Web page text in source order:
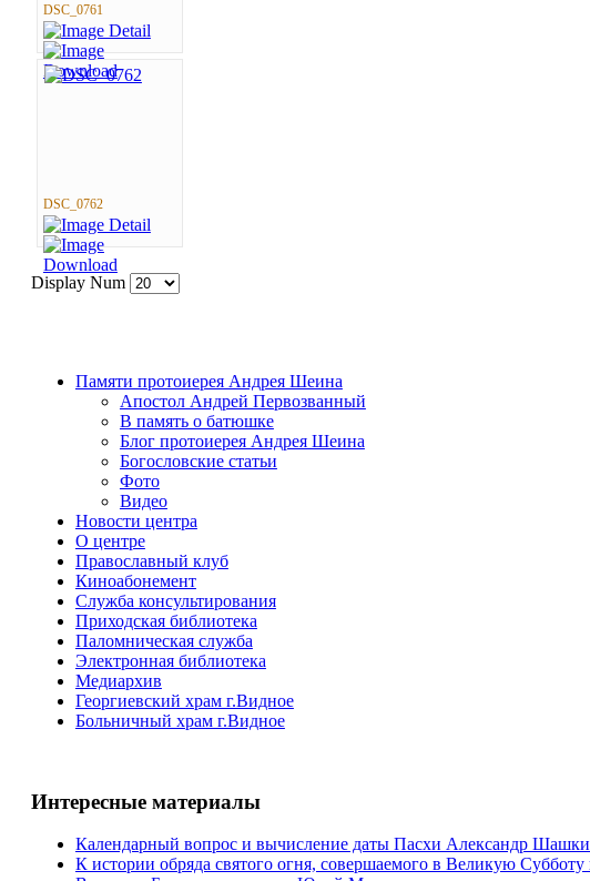
DSC_0761
DSC_0762
Display Num
Памяти протоиерея Андрея Шеина
Апостол Андрей Первозванный
В память о батюшке
Блог протоиерея Андрея Шеина
Богословские статьи
Фото
Видео
Новости центра
О центре
Православный клуб
Киноабонемент
Служба консультирования
Приходская библиотека
Паломническая служба
Электронная библиотека
Медиархив
Георгиевский храм г.Видное
Больничный храм г.Видное
Интересные материалы
Календарный вопрос и вычисление даты Пасхи Александр
К истории обряда святого огня, совершаемого в Великую